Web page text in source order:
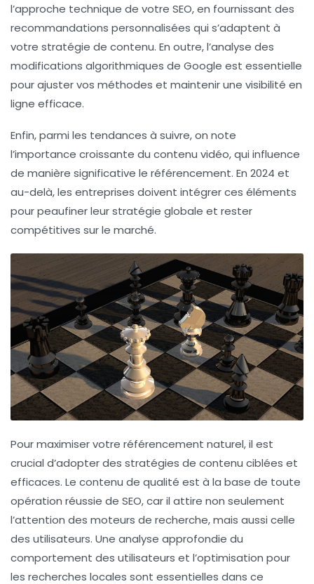
l’approche technique de votre SEO, en fournissant des
recommandations personnalisées qui s’adaptent à
votre stratégie de contenu. En outre, l’analyse des
modifications algorithmiques de Google est essentielle
pour ajuster vos méthodes et maintenir une visibilité en
ligne efficace.
Enfin, parmi les tendances à suivre, on note
l’importance croissante du contenu vidéo, qui influence
de manière significative le référencement. En 2024 et
au-delà, les entreprises doivent intégrer ces éléments
pour peaufiner leur stratégie globale et rester
compétitives sur le marché.
Pour maximiser votre référencement naturel, il est
crucial d’adopter des stratégies de contenu ciblées et
efficaces. Le contenu de qualité est à la base de toute
opération réussie de SEO, car il attire non seulement
l’attention des moteurs de recherche, mais aussi celle
des utilisateurs. Une analyse approfondie du
comportement des utilisateurs et l’optimisation pour
les recherches locales sont essentielles dans ce